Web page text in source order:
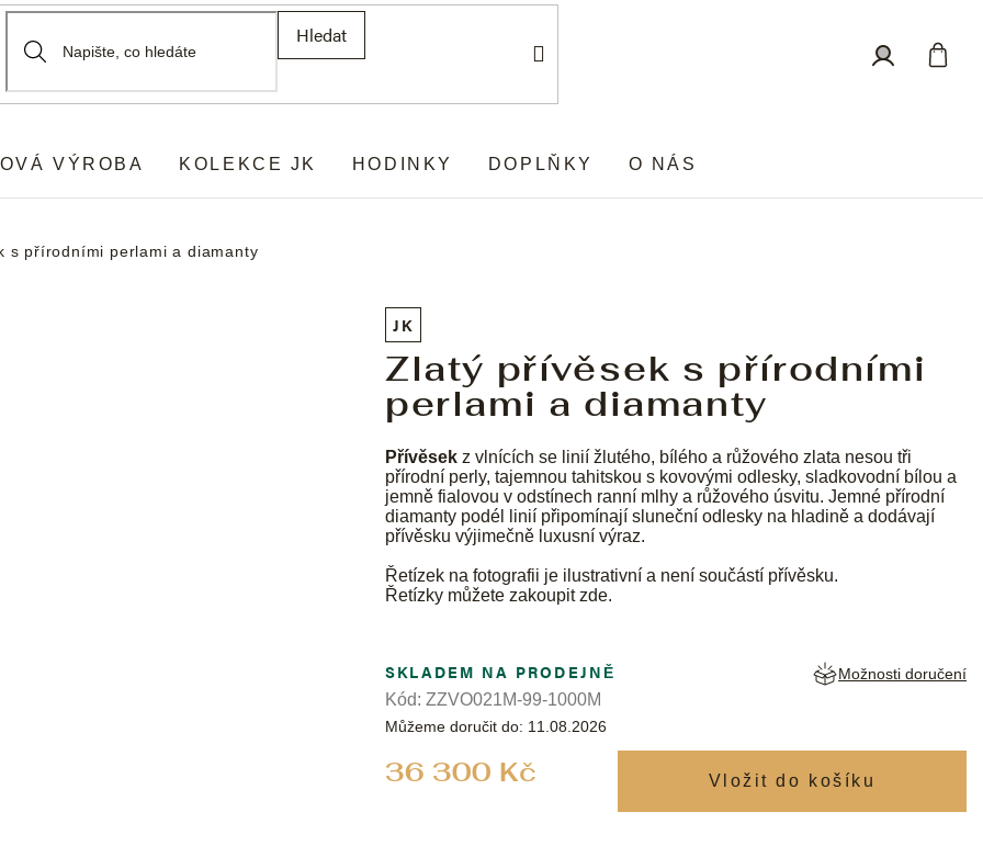
Hledat
VÝROBA KOLEKCE JK HODINKY DOPLŇKY O NÁS
s přírodními perlami a diamanty
JK
Zlatý přívěsek s přírodními
perlami a diamanty
Přívěsek z vlnících se linií žlutého, bílého a růžového zlata nesou tři
přírodní perly, tajemnou tahitskou s kovovými odlesky, sladkovodní bílou a
jemně fialovou v odstínech ranní mlhy a růžového úsvitu. Jemné přírodní
diamanty podél linií připomínají sluneční odlesky na hladině a dodávají
přívěsku výjimečně luxusní výraz.
Řetízek na fotografii je ilustrativní a není součástí přívěsku.
Řetízky můžete zakoupitzde.
36 300 Kč
SKLADEM NA PRODEJNĚ
Můžeme doručit do: 11.08.2026
Možnosti doručení
Kód: ZZVO021M-99-1000M